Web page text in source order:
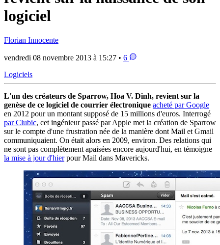
logiciel
Florian Innocente
vendredi 08 novembre 2013 à 15:27 • 6
Logiciels
L'un des créateurs de Sparrow, Hoa V. Dinh, revient sur la
genèse de ce logiciel de courrier électronique acheté par Google
en 2012 pour un montant supposé de 15 millions d'euros. Interrogé
par Clubic, cet ingénieur passé par Apple met la création de Sparrow
sur le compte d'une frustration née de la manière dont Mail et Gmail
communiquaient. On était alors en 2009, environ. Des relations qui
ne sont pas complètement apaisées encore aujourd'hui, en témoigne
la mise à jour d'hierpour Mail dans Mavericks.